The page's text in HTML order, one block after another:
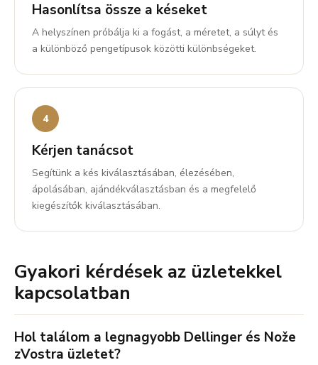
Hasonlítsa össze a késeket
A helyszínen próbálja ki a fogást, a méretet, a súlyt és
a különböző pengetípusok közötti különbségeket.
Kérjen tanácsot
Segítünk a kés kiválasztásában, élezésében,
ápolásában, ajándékválasztásban és a megfelelő
kiegészítők kiválasztásában.
Gyakori kérdések az üzletekkel
kapcsolatban
Hol találom a legnagyobb Dellinger és Nože
zVostra üzletet?